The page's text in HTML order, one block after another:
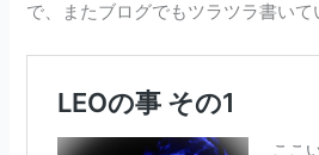
で、またブログでもツラツラ書いて